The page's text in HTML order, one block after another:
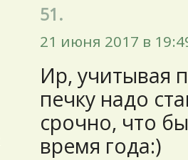
51.
21 июня 2017 в
Ир, учитывая
печку надо
срочно, что
время года:)